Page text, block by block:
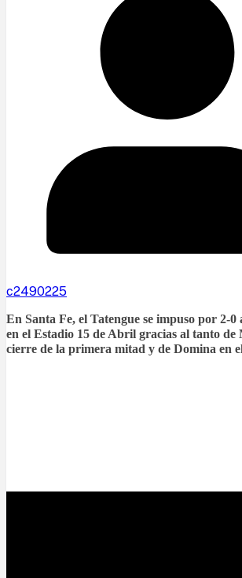
c2490225
En Santa Fe, el Tatengue se impuso por 2-0
en el Estadio 15 de Abril gracias al tanto de
cierre de la primera mitad y de Domina en